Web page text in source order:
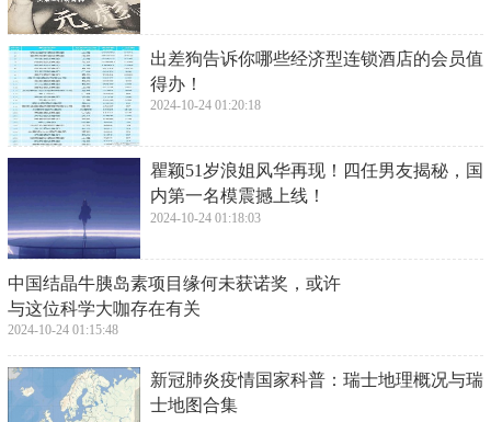
​出差狗告诉你哪些经济型连锁酒店的会员值
得办！
2024-10-24 01:20:18
​瞿颖51岁浪姐风华再现！四任男友揭秘，国
内第一名模震撼上线！
2024-10-24 01:18:03
​中国结晶牛胰岛素项目缘何未获诺奖，或许
与这位科学大咖存在有关
2024-10-24 01:15:48
​新冠肺炎疫情国家科普：瑞士地理概况与瑞
士地图合集